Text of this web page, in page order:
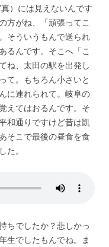
）には見えないんです
方がね、「頑張ってこ
そういうもんで送られ
るんです。そこへ「こ
ね、太田の駅を出発し
て。もちろん小さいと
に連れられて。岐阜の
えてはおるんです。そ
和通りですけど昔は凱
そこで最後の昼食を食
た。
ちでしたか？悲しかっ
生でしたもんでね。ま